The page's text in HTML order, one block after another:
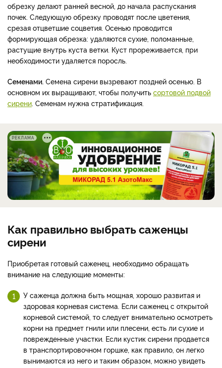
обрезку делают ранней весной, до начала распускания
почек. Следующую обрезку проводят после цветения,
срезая отцветшие соцветия. Осенью проводится
формирующая обрезка: удаляются сухие, поломанные,
растущие внутрь куста ветки. Куст прореживается, при
необходимости удаляется поросль.
Семенами. Семена сирени вызревают поздней осенью. В
основном их выращивают, чтобы получить сортовой подвой
сирени. Семенам нужна стратификация.
РЕКЛАМА
Как правильно выбрать саженцы
сирени
Приобретая готовый саженец, необходимо обращать
внимание на следующие моменты:
У саженца должна быть мощная, хорошо развитая и
здоровая корневая система. Если саженец с открытой
корневой системой, то следует внимательно осмотреть
корни на предмет гнили или плесени, есть ли сухие и
поврежденные участки. Если кустик сирени продается
в транспортировочном горшке, как правило, он легко
вынимаются из него и таким образом, можно увидеть